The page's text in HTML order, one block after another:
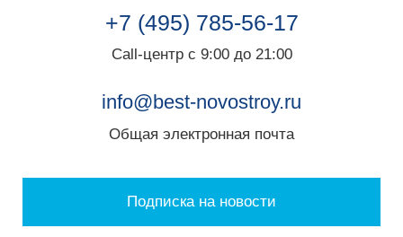
+7 (495) 785-56-17
Call-центр с 9:00 до 21:00
info@best-novostroy.ru
Общая электронная почта
Подписка на новости